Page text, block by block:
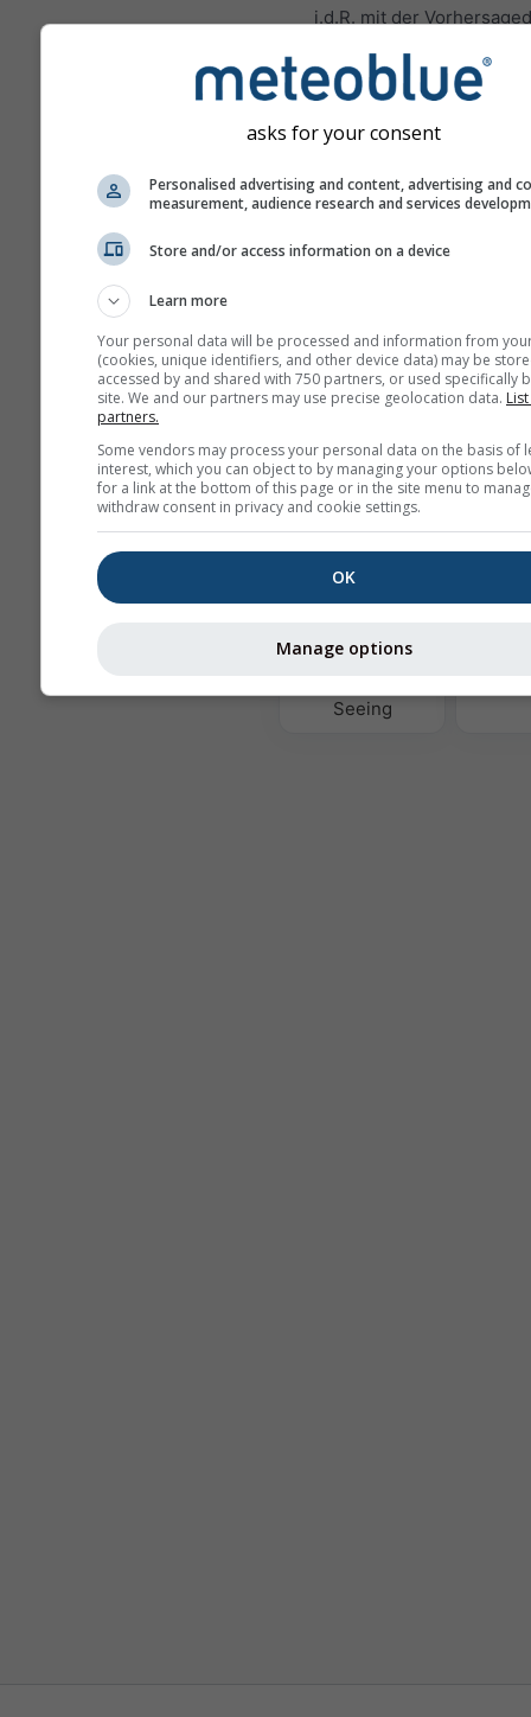
i.d.R. mit der
Diese Vorhersage wird
"Ensemble"-Modellen
Modellläufe mit leicht
berechnet, um die
einzuschätzen.
Weitere Wetterdaten
Saisonale
Vorhersage
Seeing
asks for your consent
Personalised advertising and content, advertising and
measurement, audience research and services
Store and/or access information on a device
Learn more
Your personal data will be processed and information from
(cookies, unique identifiers, and other device data) may be
accessed by and shared with 750 partners, or used specifically
site. We and our partners may use precise geolocation data.
partners.
Some vendors may process your personal data on the basis of
interest, which you can object to by managing your options
for a link at the bottom of this page or in the site menu to
withdraw consent in privacy and cookie settings.
OK
Manage options